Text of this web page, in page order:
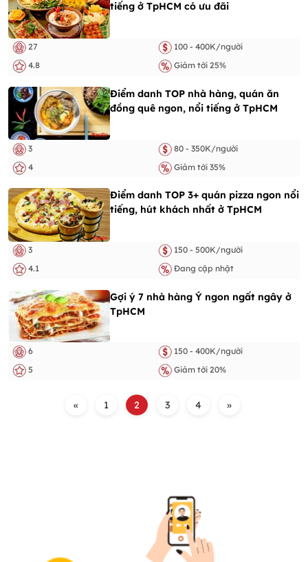
tiếng ở TpHCM có ưu đãi
27
100 - 400K/người
4.8
Giảm tới 25%
Điểm danh TOP nhà hàng, quán ăn
đồng quê ngon, nổi tiếng ở TpHCM
3
80 - 350K/người
4
Giảm tới 35%
Điểm danh TOP 3+ quán pizza ngon nổi
tiếng, hút khách nhất ở TpHCM
3
150 - 500K/người
4.1
Đang cập nhật
Gợi ý 7 nhà hàng Ý ngon ngất ngây ở
TpHCM
6
150 - 400K/người
5
Giảm tới 20%
« 1 2 3 4 »